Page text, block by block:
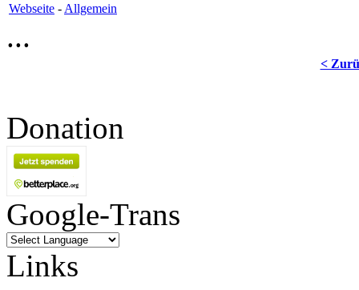
Webseite - Allgemein
...
<
Donation
Google-Trans
Links